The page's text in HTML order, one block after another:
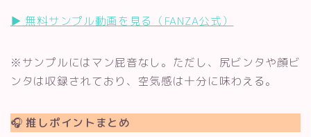
▶︎ 無料サンプル動画を見る（FANZA公式）
※サンプルにはマン屁音なし。ただし、尻ビンタや顔ビ
ンタは収録されており、空気感は十分に味わえる。
🎧 推しポイントまとめ